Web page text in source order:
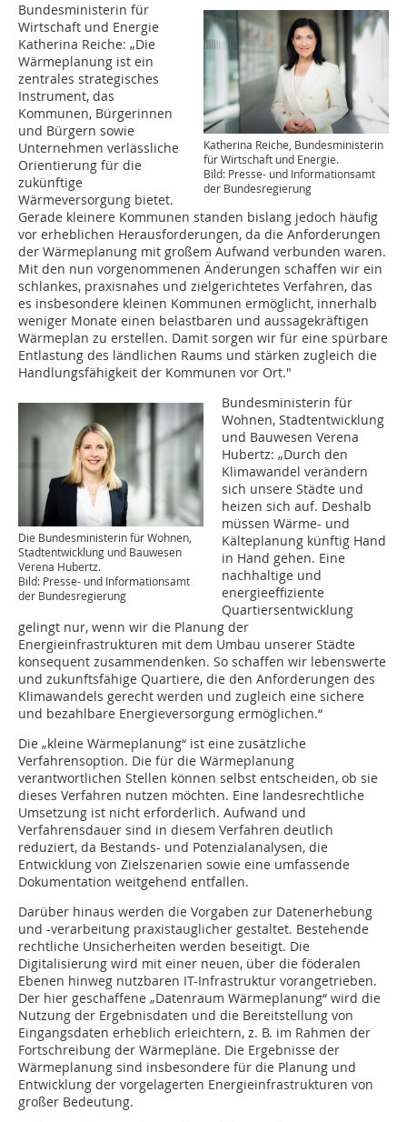
Katherina Reiche, Bundesministerin
für Wirtschaft und Energie.
Bild: Presse- und Informationsamt
der Bundesregierung
Bundesministerin für
Wirtschaft und Energie
Katherina Reiche: „Die
Wärmeplanung ist ein
zentrales strategisches
Instrument, das
Kommunen, Bürgerinnen
und Bürgern sowie
Unternehmen verlässliche
Orientierung für die
zukünftige
Wärmeversorgung bietet.
Gerade kleinere Kommunen standen bislang jedoch häufig
vor erheblichen Herausforderungen, da die Anforderungen
der Wärmeplanung mit großem Aufwand verbunden waren.
Mit den nun vorgenommenen Änderungen schaffen wir ein
schlankes, praxisnahes und zielgerichtetes Verfahren, das
es insbesondere kleinen Kommunen ermöglicht, innerhalb
weniger Monate einen belastbaren und aussagekräftigen
Wärmeplan zu erstellen. Damit sorgen wir für eine spürbare
Entlastung des ländlichen Raums und stärken zugleich die
Handlungsfähigkeit der Kommunen vor Ort."
Die Bundesministerin für Wohnen,
Stadtentwicklung und Bauwesen
Verena Hubertz.
Bild: Presse- und Informationsamt
der Bundesregierung
Bundesministerin für
Wohnen, Stadtentwicklung
und Bauwesen Verena
Hubertz: „Durch den
Klimawandel verändern
sich unsere Städte und
heizen sich auf. Deshalb
müssen Wärme- und
Kälteplanung künftig Hand
in Hand gehen. Eine
nachhaltige und
energieeffiziente
Quartiersentwicklung
gelingt nur, wenn wir die Planung der
Energieinfrastrukturen mit dem Umbau unserer Städte
konsequent zusammendenken. So schaffen wir lebenswerte
und zukunftsfähige Quartiere, die den Anforderungen des
Klimawandels gerecht werden und zugleich eine sichere
und bezahlbare Energieversorgung ermöglichen.“
Die „kleine Wärmeplanung“ ist eine zusätzliche
Verfahrensoption. Die für die Wärmeplanung
verantwortlichen Stellen können selbst entscheiden, ob sie
dieses Verfahren nutzen möchten. Eine landesrechtliche
Umsetzung ist nicht erforderlich. Aufwand und
Verfahrensdauer sind in diesem Verfahren deutlich
reduziert, da Bestands- und Potenzialanalysen, die
Entwicklung von Zielszenarien sowie eine umfassende
Dokumentation weitgehend entfallen.
Darüber hinaus werden die Vorgaben zur Datenerhebung
und -verarbeitung praxistauglicher gestaltet. Bestehende
rechtliche Unsicherheiten werden beseitigt. Die
Digitalisierung wird mit einer neuen, über die föderalen
Ebenen hinweg nutzbaren IT-Infrastruktur vorangetrieben.
Der hier geschaffene „Datenraum Wärmeplanung“ wird die
Nutzung der Ergebnisdaten und die Bereitstellung von
Eingangsdaten erheblich erleichtern, z. B. im Rahmen der
Fortschreibung der Wärmepläne. Die Ergebnisse der
Wärmeplanung sind insbesondere für die Planung und
Entwicklung der vorgelagerten Energieinfrastrukturen von
großer Bedeutung.